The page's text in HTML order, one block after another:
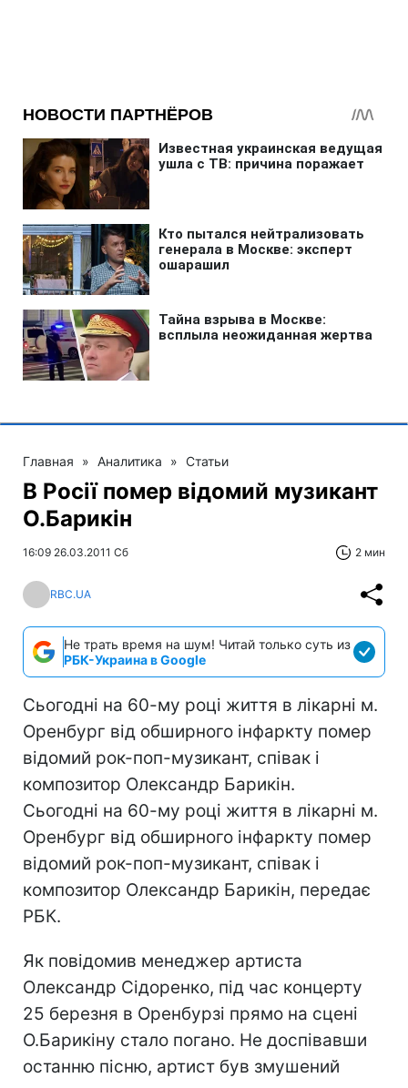
Главная » Аналитика » Статьи
В Росії помер відомий музикант
О.Барикін
16:09 26.03.2011 Сб 2 мин
RBC.UA
Не трать время на шум! Читай только суть из
РБК-Украина в Google
Сьогодні на 60-му році життя в лікарні м.
Оренбург від обширного інфаркту помер
відомий рок-поп-музикант, співак і
композитор Олександр Барикін.
Сьогодні на 60-му році життя в лікарні м.
Оренбург від обширного інфаркту помер
відомий рок-поп-музикант, співак і
композитор Олександр Барикін, передає
РБК.
Як повідомив менеджер артиста
Олександр Cідоренко, під час концерту
25 березня в Оренбурзі прямо на сцені
О.Барикіну стало погано. Не доспівавши
останню пісню, артист був змушений